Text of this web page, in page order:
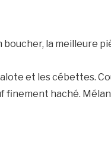
boucher, la meilleure
et les cébettes.
finement haché.